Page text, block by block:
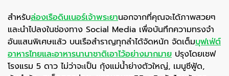
สำหรับล่องเรือดินเนอร์เจ้าพระยานอกจากที่คุณจะได้ภาพสวยๆ
และนำไปลงในช่องทาง Social Media เพื่อบันทึกความทรงจำ
อันแสนพิเศษแล้ว บนเรือสำราญทุกลำได้จัดหนัก จัดเต็มบุฟเฟ่ต์
อาหารไทยและอาหารนานาชาติเอาไว้อย่างมากมาย ปรุงโดยเชฟ
โรงแรม 5 ดาว ไม่ว่าจะเป็น กุ้งแม่น้ำย่างตัวใหญ่, เมนูซีฟู้ด,